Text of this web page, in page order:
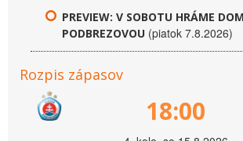
PREVIEW: V SOBOTU HRÁME
PODBREZOVOU (piatok 7.8.2026)
Rozpis zápasov
18:00